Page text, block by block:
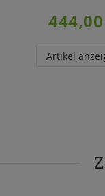
Artikel